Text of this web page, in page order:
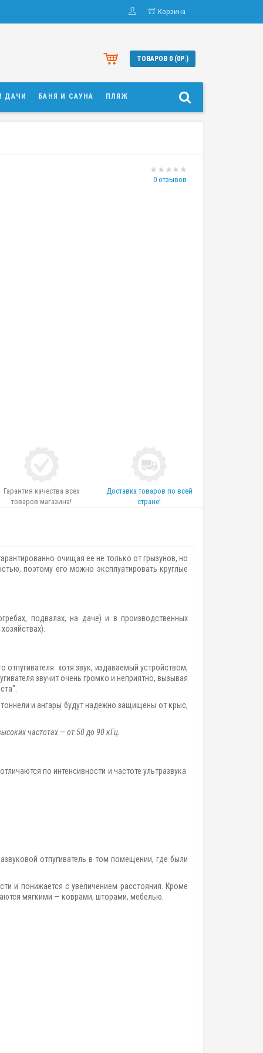
Корзина
ТОВАРОВ 0 (0Р.)
ДАЧИ БАНЯ И САУНА ПЛЯЖ
0 отзывов
Гарантия качества всех
товаров магазина!
Доставка товаров по всей
стране!
очищая ее не только от грызунов, но
поэтому его можно эксплуатировать круглые
подвалах, на даче) и в производственных
хотя звук, издаваемый устройством,
звучит очень громко и неприятно, вызывая
и ангары будут надежно защищены от крыс,
частотах — от 50 до 90 кГц.
по интенсивности и частоте ультразвука.
отпугиватель в том помещении, где были
и понижается с увеличением расстояния. Кроме
мягкими — коврами, шторами, мебелью.